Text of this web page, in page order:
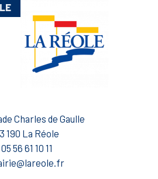
Charles de Gaulle
190 La Réole
05 56 61 10 11